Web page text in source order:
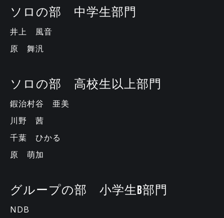
ソロの部 中学生部門
井上 風音
原 舞汎
ソロの部 高校生以上部門
鍜治村谷 亜美
川野 茜
千葉 ひかる
原 萌加
グループの部 小学生B部門
NDB